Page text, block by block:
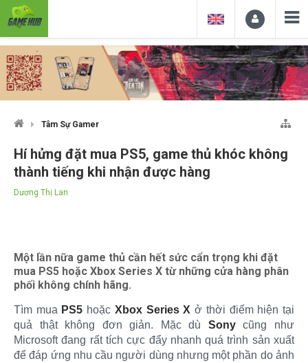
Tâm Sự Gamer
Hí hửng đặt mua PS5, game thủ khóc không
thành tiếng khi nhận được hàng
Dương Thị Lan
Một lần nữa game thủ cần hết sức cẩn trọng khi đặt
mua PS5 hoặc Xbox Series X từ những cửa hàng phân
phối không chính hãng.
Tìm mua PS5 hoặc Xbox Series X ở thời điểm hiện tại
quả thật không đơn giản. Mặc dù Sonycũng như
Microsoft đang rất tích cực đẩy nhanh quá trình sản xuất
để đáp ứng nhu cầu người dùng nhưng một phần do ảnh